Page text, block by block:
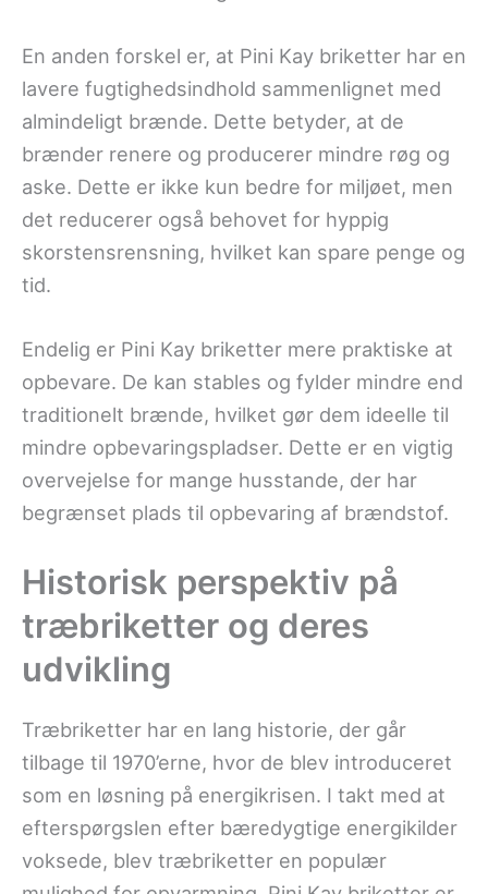
En anden forskel er, at Pini Kay briketter har en
lavere fugtighedsindhold sammenlignet med
almindeligt brænde. Dette betyder, at de
brænder renere og producerer mindre røg og
aske. Dette er ikke kun bedre for miljøet, men
det reducerer også behovet for hyppig
skorstensrensning, hvilket kan spare penge og
tid.
Endelig er Pini Kay briketter mere praktiske at
opbevare. De kan stables og fylder mindre end
traditionelt brænde, hvilket gør dem ideelle til
mindre opbevaringspladser. Dette er en vigtig
overvejelse for mange husstande, der har
begrænset plads til opbevaring af brændstof.
Historisk perspektiv på
træbriketter og deres
udvikling
Træbriketter har en lang historie, der går
tilbage til 1970’erne, hvor de blev introduceret
som en løsning på energikrisen. I takt med at
efterspørgslen efter bæredygtige energikilder
voksede, blev træbriketter en populær